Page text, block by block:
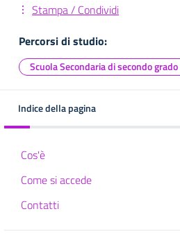
Stampa / Condividi
Percorsi di studio:
Scuola Secondaria di secondo grado
Indice della pagina
Cos'è
Come si accede
Contatti